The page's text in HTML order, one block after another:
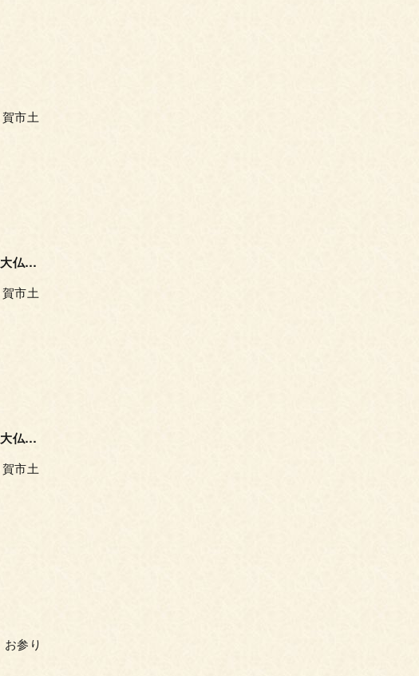
市土
湖国滋賀に降ろされた新しい霊場巡り。過去・現在・未来の三大仏をめぐり安穏を願う。甲賀三大仏十楽寺。
市土
湖国滋賀に降ろされた新しい霊場巡り。過去・現在・未来の三大仏をめぐり安穏を願う。
市土
参り